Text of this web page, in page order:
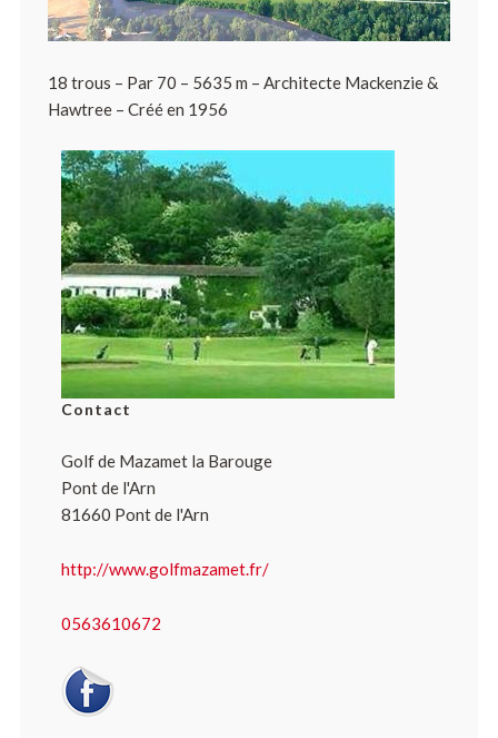
18 trous – Par 70 – 5635 m – Architecte Mackenzie &
Hawtree – Créé en 1956
Contact
Golf de Mazamet la Barouge
Pont de l'Arn
81660 Pont de l'Arn
http://www.golfmazamet.fr/
0563610672